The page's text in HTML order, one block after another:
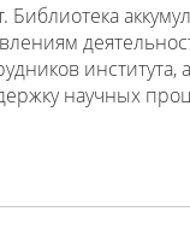
научных